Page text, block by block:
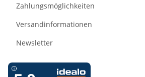
Zahlungsmöglichkeiten
Versandinformationen
Newsletter